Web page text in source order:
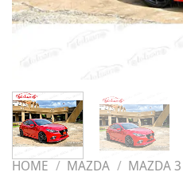
HOME / MAZDA / MAZDA 3